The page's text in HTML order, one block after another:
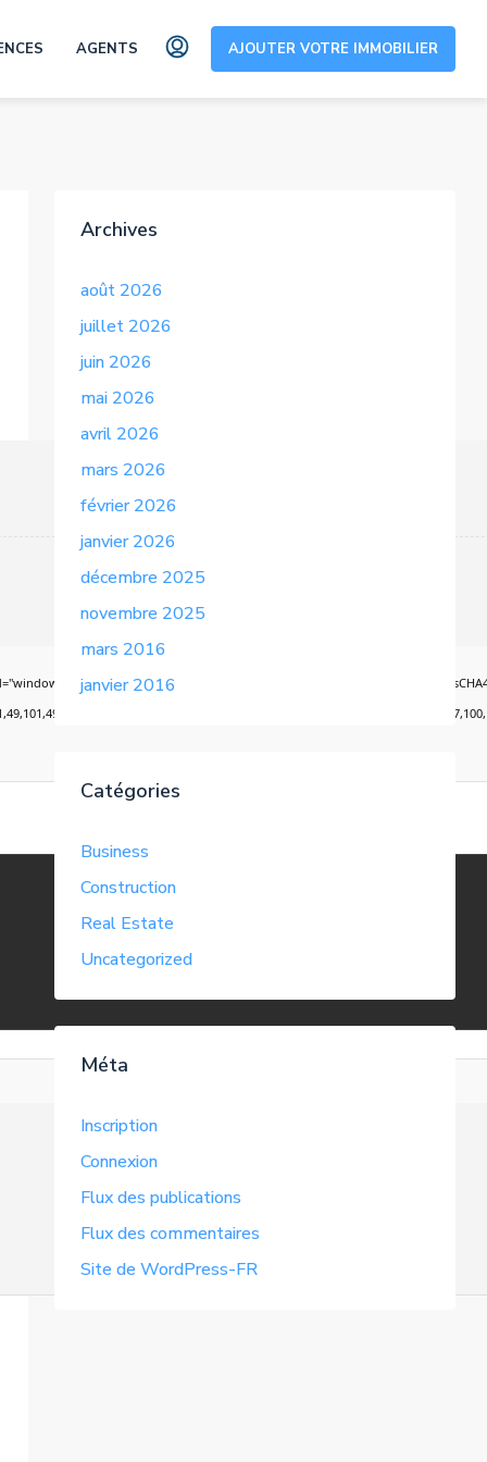
AGENTS AJOUTER VOTRE IMMOBILIER
Archives
août 2026
juillet 2026
juin 2026
mai 2026
avril 2026
mars 2026
février 2026
janvier 2026
décembre 2025
novembre 2025
mars 2016
janvier 2016
Catégories
Business
Construction
Real Estate
Uncategorized
Méta
Inscription
Connexion
Flux des publications
Flux des commentaires
Site de WordPress-FR